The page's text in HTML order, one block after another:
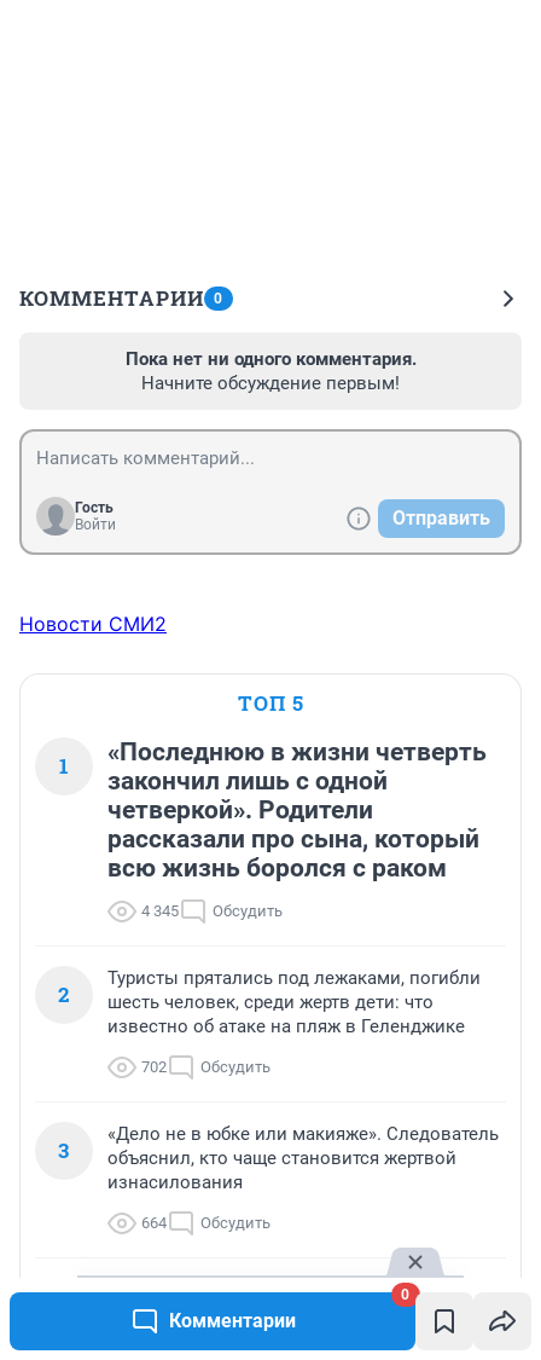
Комментарии
0
КОММЕНТАРИИ 0
Пока нет ни одного комментария.
Начните обсуждение первым!
Гость
Войти
Отправить
Новости СМИ2
ТОП 5
1
«Последнюю в жизни четверть
закончил лишь с одной
четверкой». Родители
рассказали про сына, который
всю жизнь боролся с раком
4 345 Обсудить
2
Туристы прятались под лежаками, погибли
шесть человек, среди жертв дети: что
известно об атаке на пляж в Геленджике
702 Обсудить
3
«Дело не в юбке или макияже». Следователь
объяснил, кто чаще становится жертвой
изнасилования
664 Обсудить
Что мешает получать большую пенсию:
список главных ошибок
521 Обсудить